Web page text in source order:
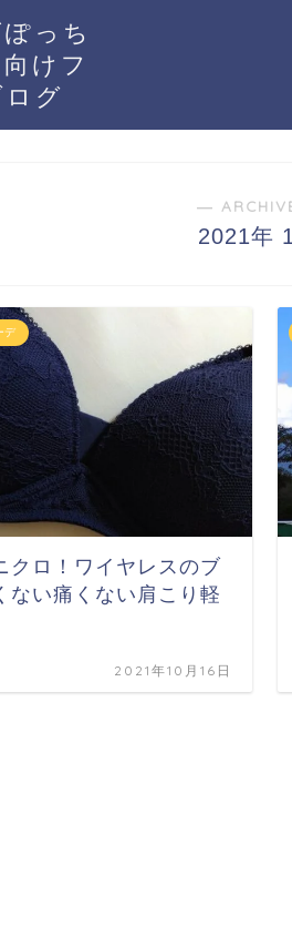
っち
けフ
グ
―
2021年
デ
クロ！ワイヤレスのブ
ない痛くない肩こり軽
2021年10月16日